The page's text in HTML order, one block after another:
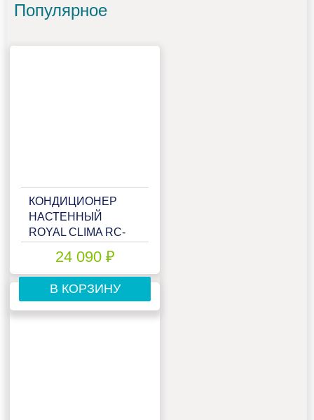
Популярное
КОНДИЦИОНЕР
НАСТЕННЫЙ
ROYAL CLIMA RC-
24 090 ₽
В КОРЗИНУ